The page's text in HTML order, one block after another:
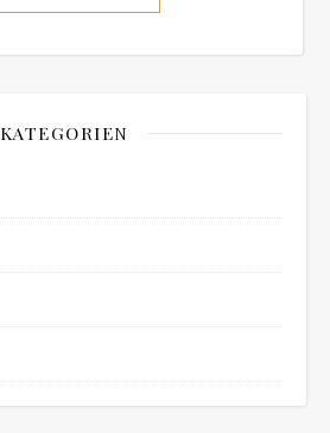
KATEGORIEN